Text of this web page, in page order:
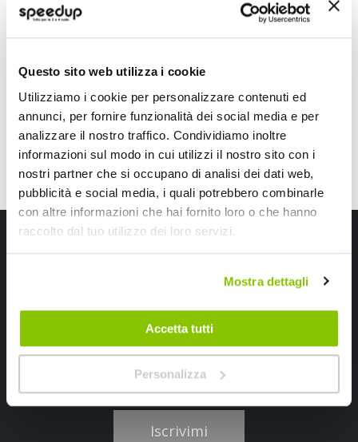
Questo sito web utilizza i cookie
Utilizziamo i cookie per personalizzare contenuti ed
annunci, per fornire funzionalità dei social media e per
analizzare il nostro traffico. Condividiamo inoltre
informazioni sul modo in cui utilizzi il nostro sito con i
nostri partner che si occupano di analisi dei dati web,
pubblicità e social media, i quali potrebbero combinarle
con altre informazioni che hai fornito loro o che hanno
raccolto dal tuo utilizzo dei loro servizi.
Mostra dettagli
Accetta tutti
Personalizza
GRADO
6500K 100x70x40mm
CONSEGNA IN 48H
GRADO
Nero 80x215x60mm
Iscriviti alla newsletter Speedup
Iscrivimi